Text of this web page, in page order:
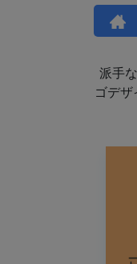
派手
ゴデ